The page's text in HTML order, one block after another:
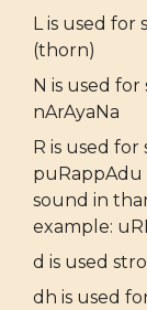
L is used for
(thorn)
N is used for
nArAyaNa
R is used
puRappAdu
sound in
example:
d is used
dh is used